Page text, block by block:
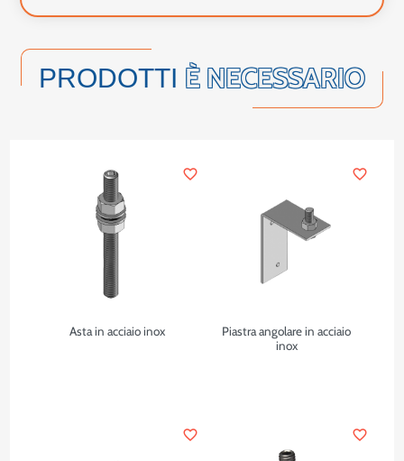
PRODOTTI È NECESSARIO
Asta in acciaio inox
favorite_border
Piastra angolare in acciaio
inox
favorite_border
favorite_border favorite_border